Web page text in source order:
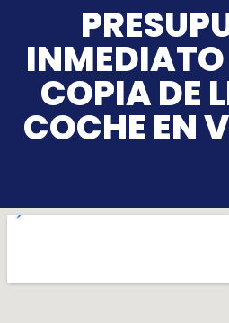
COPIA DE
COCHE EN